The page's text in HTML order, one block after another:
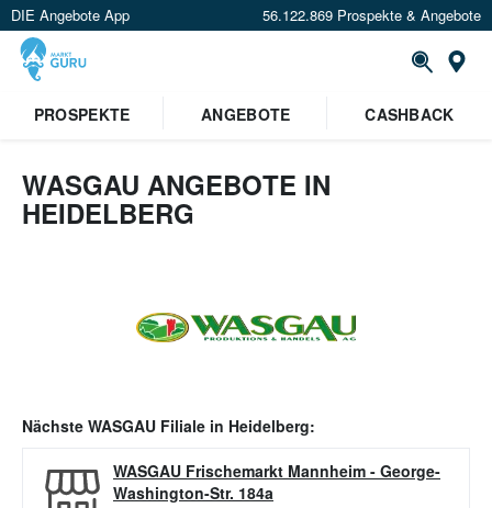
DIE Angebote App 56.122.869 Prospekte & Angebote
PROSPEKTE
ANGEBOTE CASHBACK
WASGAU ANGEBOTE IN
HEIDELBERG
Nächste WASGAU Filiale in Heidelberg:
WASGAU Frischemarkt Mannheim - George-
Washington-Str. 184a